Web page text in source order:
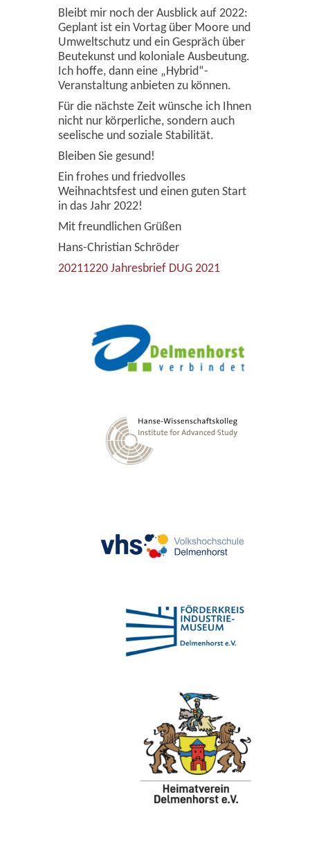
Bleibt mir noch der Ausblick auf 2022:
Geplant ist ein Vortag über Moore und
Umweltschutz und ein Gespräch über
Beutekunst und koloniale Ausbeutung.
Ich hoffe, dann eine „Hybrid“-
Veranstaltung anbieten zu können.
Für die nächste Zeit wünsche ich Ihnen
nicht nur körperliche, sondern auch
seelische und soziale Stabilität.
Bleiben Sie gesund!
Ein frohes und friedvolles
Weihnachtsfest und einen guten Start
in das Jahr 2022!
Mit freundlichen Grüßen
Hans-Christian Schröder
20211220 Jahresbrief DUG 2021